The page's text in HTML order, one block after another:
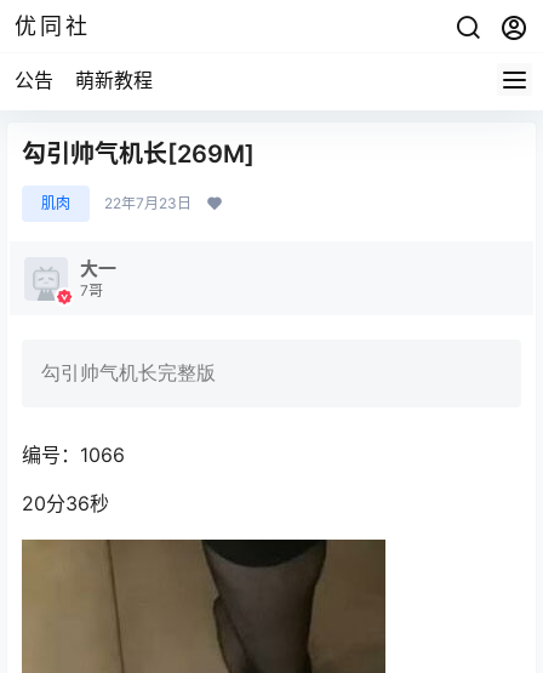
优同社
公告 萌新教程
勾引帅气机长[269M]
肌肉 22年7月23日
大一
7哥
勾引帅气机长完整版
编号：1066
20分36秒